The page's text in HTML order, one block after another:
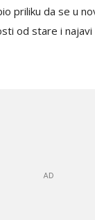
priliku da se u
od stare i najavi